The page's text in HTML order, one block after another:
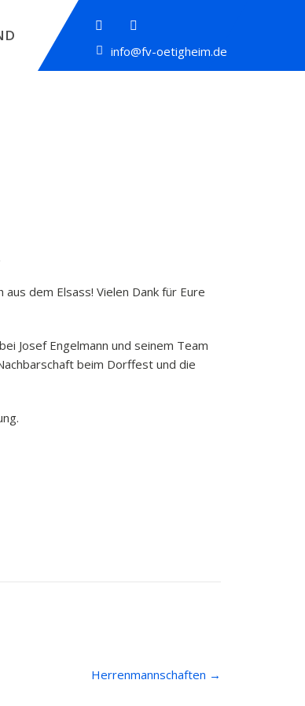
info@fv-oetigheim.de
dem Elsass! Vielen Dank für Eure
Josef Engelmann und seinem Team
beim Dorffest und die
Herrenmannschaften →